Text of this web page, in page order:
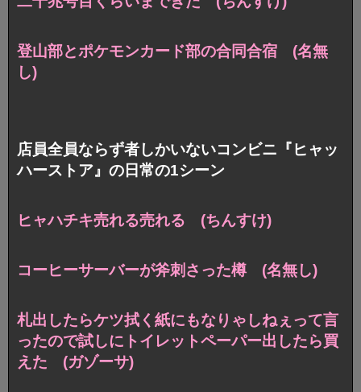
登山部とポケモンカード部の合同合宿 (名無
し)
店員全員ならず者しかいないコンビニ『ヒャッ
ハーストア』の日常の1シーン
ヒャハチキ売れる売れる (ちんすけ)
コーヒーサーバーが斧刺さった樽 (名無し)
札出したらケツ拭く紙にもなりゃしねぇって言
ったので試しにトイレットペーパー出したら買
えた (ガゾーサ)